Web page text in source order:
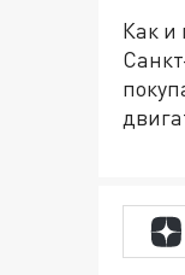
Как и